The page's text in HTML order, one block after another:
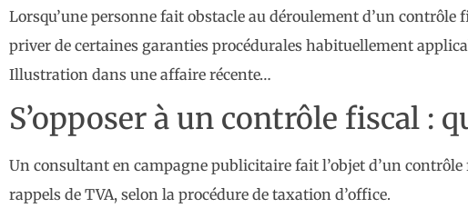
Lorsqu’une personne fait obstacle au déroulement d’un
priver de certaines garanties procédurales habituellement
Illustration dans une affaire récente…
S’opposer à un contrôle fiscal :
Un consultant en campagne publicitaire fait l’objet d’un
rappels de TVA, selon la procédure de taxation d’office.